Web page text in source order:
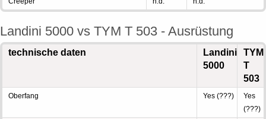
Landini 5000 vs TYM T 503 - Ausrüstung
technische daten
Landini
5000
TYM
T
503
Oberfang Yes (???)
Yes
(???)